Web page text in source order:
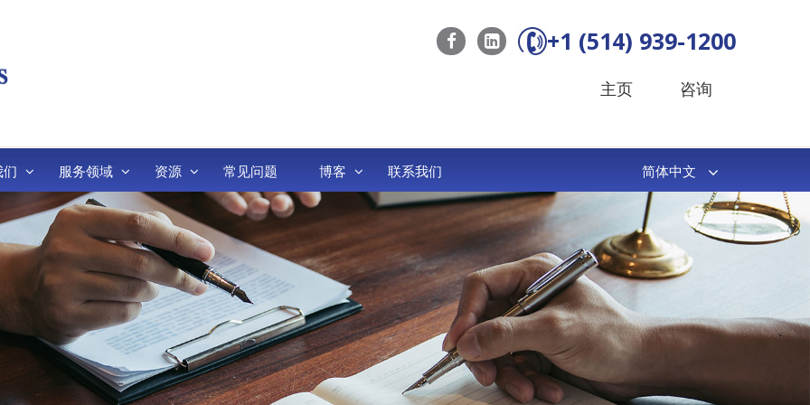
+1 (514) 939-1200
主页 咨询
们 服务领域 资源 常见问题 博客 联系我们 简体中文